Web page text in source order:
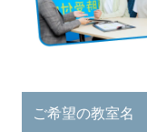
ご希望の教室名